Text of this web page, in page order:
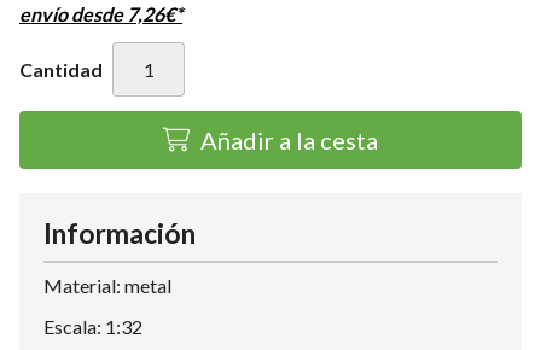
envío desde 7,26€*
Cantidad
Añadir a la cesta
Información
Material: metal
Escala: 1:32